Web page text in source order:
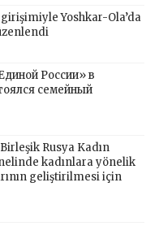
girişimiyle Yoshkar-Ola’da
России» в
семейный
Rusya Kadın
kadınlara yönelik
geliştirilmesi için